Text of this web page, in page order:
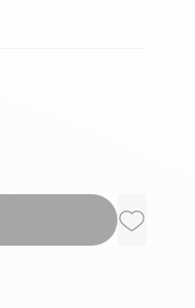
Ajouter